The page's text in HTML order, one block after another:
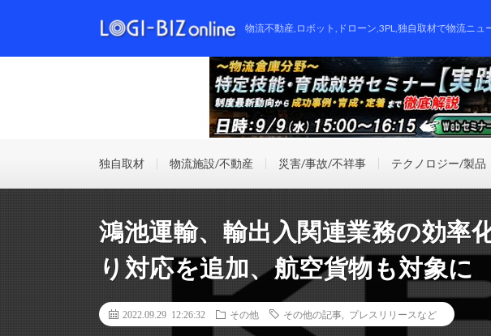
物流不動産,ロボット,ドローン,3PL,独自取材で物流ニュ
独自取材 物流施設/不動産 災害/事故/不祥事 テクノロジー/製品
鴻池運輸、輸出入関連業務の効率
り対応を追加、航空貨物も対象に
2022.09.29 12:26:32 その他 その他の記事 プレスリリースなど